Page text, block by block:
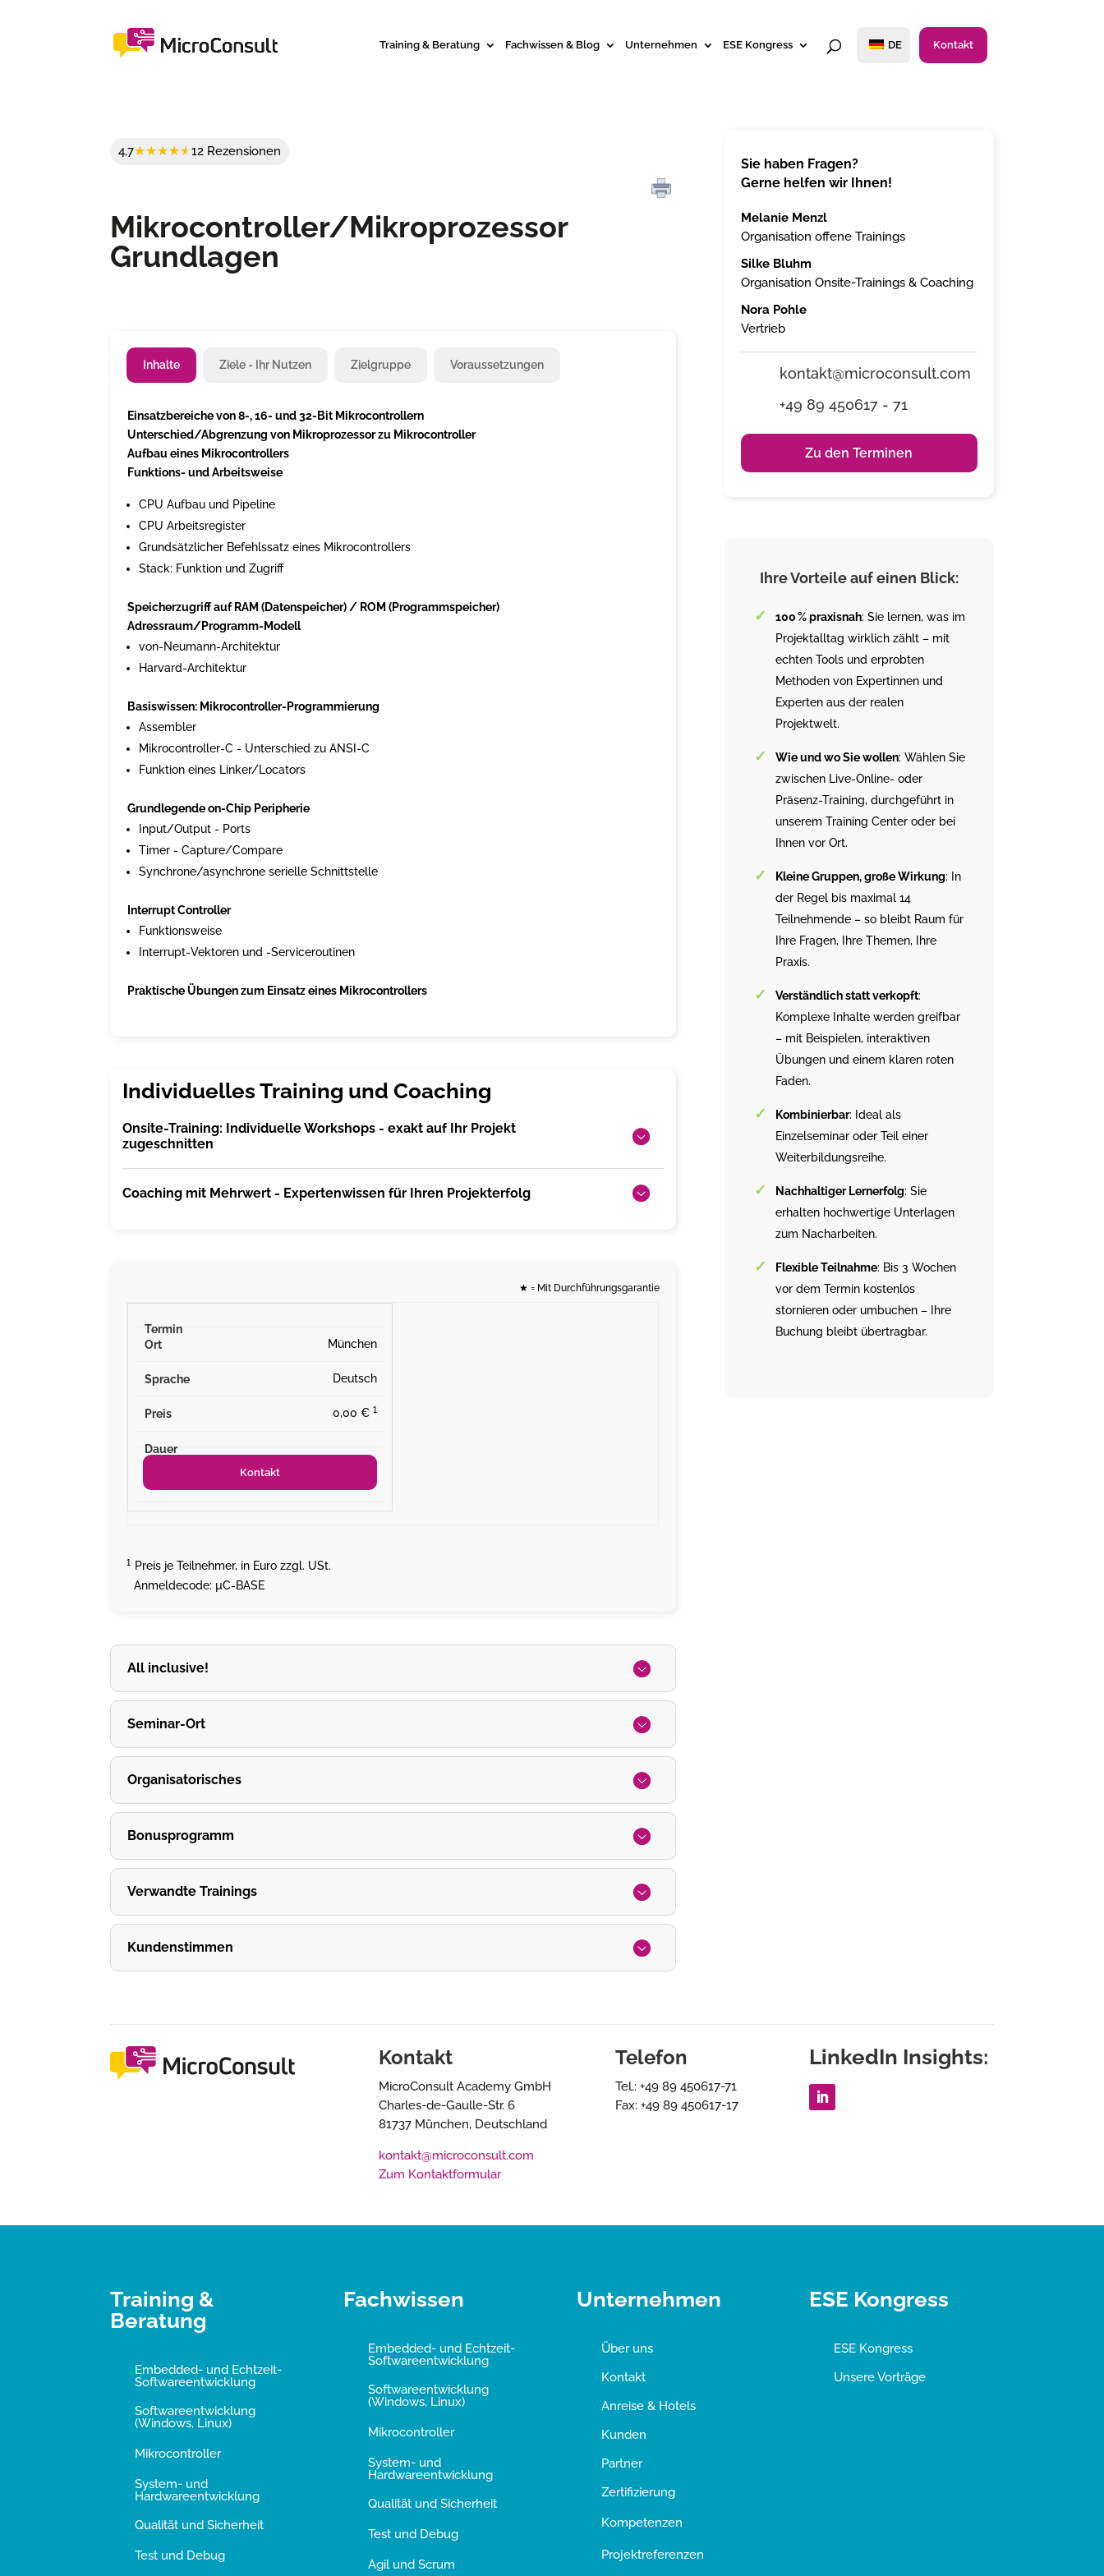
Training & Beratung Fachwissen & Blog Unternehmen ESE Kongress DE Kontakt
4,7 12 Rezensionen
Mikrocontroller/Mikroprozessor
Grundlagen
Inhalte Ziele - Ihr Nutzen Zielgruppe Voraussetzungen
Einsatzbereiche von 8-, 16- und 32-Bit Mikrocontrollern
Unterschied/Abgrenzung von Mikroprozessor zu Mikrocontroller
Aufbau eines Mikrocontrollers
Funktions- und Arbeitsweise
CPU Aufbau und Pipeline
CPU Arbeitsregister
Grundsätzlicher Befehlssatz eines Mikrocontrollers
Stack: Funktion und Zugriff
Speicherzugriff auf RAM (Datenspeicher) / ROM (Programmspeicher)
Adressraum/Programm-Modell
von-Neumann-Architektur
Harvard-Architektur
Basiswissen: Mikrocontroller-Programmierung
Assembler
Mikrocontroller-C - Unterschied zu ANSI-C
Funktion eines Linker/Locators
Grundlegende on-Chip Peripherie
Input/Output - Ports
Timer - Capture/Compare
Synchrone/asynchrone serielle Schnittstelle
Interrupt Controller
Funktionsweise
Interrupt-Vektoren und -Serviceroutinen
Praktische Übungen zum Einsatz eines Mikrocontrollers
Onsite-Training: Individuelle Workshops - exakt auf Ihr Projekt
zugeschnitten
Coaching mit Mehrwert - Expertenwissen für Ihren Projekterfolg
★ = Mit Durchführungsgarantie
München
Deutsch
0,00 €¹
Kontakt
¹ Preis je Teilnehmer, in Euro zzgl. USt.
Anmeldecode: µC-BASE
All inclusive!
Seminar-Ort
Organisatorisches
Bonusprogramm
Verwandte Trainings
Kundenstimmen
Sie haben Fragen?
Gerne helfen wir Ihnen!
Melanie Menzl
Organisation offene Trainings
Silke Bluhm
Organisation Onsite-Trainings & Coaching
Nora Pohle
Vertrieb
kontakt@microconsult.com
+49 89 450617 - 71
Zu den Terminen
Ihre Vorteile auf einen Blick:
100 % praxisnah: Sie lernen, was im
Projektalltag wirklich zählt – mit
echten Tools und erprobten
Methoden von Expertinnen und
Experten aus der realen
Projektwelt.
Wie und wo Sie wollen: Wählen Sie
zwischen Live-Online- oder
Präsenz-Training, durchgeführt in
unserem Training Center oder bei
Ihnen vor Ort.
Kleine Gruppen, große Wirkung: In
der Regel bis maximal 14
Teilnehmende – so bleibt Raum für
Ihre Fragen, Ihre Themen, Ihre
Praxis.
Verständlich statt verkopft:
Komplexe Inhalte werden greifbar
– mit Beispielen, interaktiven
Übungen und einem klaren roten
Faden.
Kombinierbar: Ideal als
Einzelseminar oder Teil einer
Weiterbildungsreihe.
Nachhaltiger Lernerfolg: Sie
erhalten hochwertige Unterlagen
zum Nacharbeiten.
Flexible Teilnahme: Bis 3 Wochen
vor dem Termin kostenlos
stornieren oder umbuchen – Ihre
Buchung bleibt übertragbar.
Kontakt
MicroConsult Academy GmbH
Charles-de-Gaulle-Str. 6
81737 München, Deutschland
kontakt@microconsult.com
Zum Kontaktformular
Telefon
Tel.: +49 89 450617-71
Fax: +49 89 450617-17
LinkedIn Insights:
Training &
Beratung
Embedded- und Echtzeit-
Softwareentwicklung
Softwareentwicklung
(Windows, Linux)
Mikrocontroller
System- und
Hardwareentwicklung
Qualität und Sicherheit
Test und Debug
Fachwissen
Embedded- und Echtzeit-
Softwareentwicklung
Softwareentwicklung
(Windows, Linux)
Mikrocontroller
System- und
Hardwareentwicklung
Qualität und Sicherheit
Test und Debug
Agil und Scrum
Unternehmen
Über uns
Kontakt
Anreise & Hotels
Kunden
Partner
Zertifizierung
Kompetenzen
Projektreferenzen
ESE Kongress
ESE Kongress
Unsere Vorträge